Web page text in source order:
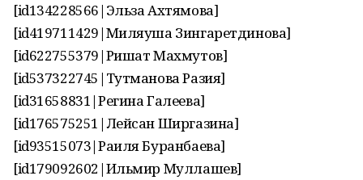
[id134228566|Эльза Ахтямова]
[id419711429|Миляуша Зингаретдинова]
[id622755379|Ришат Махмутов]
[id537322745|Тутманова Разия]
[id31658831|Регина Галеева]
[id176575251|Лейсан Ширгазина]
[id93515073|Раиля Буранбаева]
[id179092602|Ильмир Муллашев]